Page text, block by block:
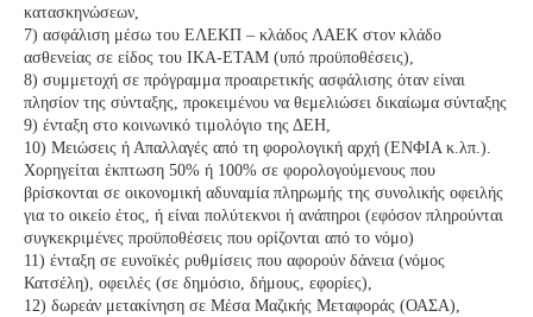
κατασκηνώσεων,
7) ασφάλιση μέσω του ΕΛΕΚΠ – κλάδος ΛΑΕΚ στον κλάδο
ασθενείας σε είδος του ΙΚΑ-ΕΤΑΜ (υπό προϋποθέσεις),
8) συμμετοχή σε πρόγραμμα προαιρετικής ασφάλισης όταν είναι
πλησίον της σύνταξης, προκειμένου να θεμελιώσει δικαίωμα σύνταξης
9) ένταξη στο κοινωνικό τιμολόγιο της ΔΕΗ,
10) Μειώσεις ή Απαλλαγές από τη φορολογική αρχή (ΕΝΦΙΑ κ.λπ.).
Χορηγείται έκπτωση 50% ή 100% σε φορολογούμενους που
βρίσκονται σε οικονομική αδυναμία πληρωμής της συνολικής οφειλής
για το οικείο έτος, ή είναι πολύτεκνοι ή ανάπηροι (εφόσον πληρούνται
συγκεκριμένες προϋποθέσεις που ορίζονται από το νόμο)
11) ένταξη σε ευνοϊκές ρυθμίσεις που αφορούν δάνεια (νόμος
Κατσέλη), οφειλές (σε δημόσιο, δήμους, εφορίες),
12) δωρεάν μετακίνηση σε Μέσα Μαζικής Μεταφοράς (ΟΑΣΑ),